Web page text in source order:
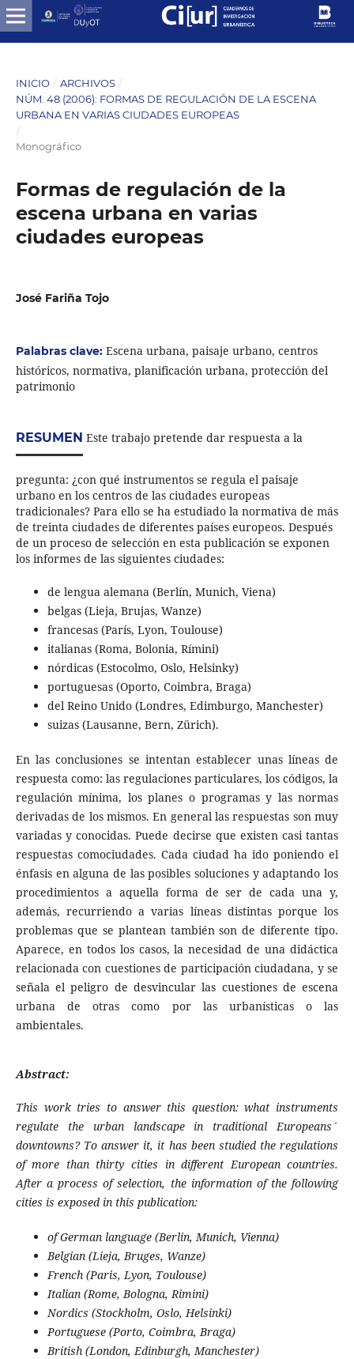
INICIO / ARCHIVOS /
NÚM. 48 (2006): FORMAS DE REGULACIÓN DE LA ESCENA
URBANA EN VARIAS CIUDADES EUROPEAS
/
Monográfico
Formas de regulación de la
escena urbana en varias
ciudades europeas
José Fariña Tojo
Palabras clave: Escena urbana, paisaje urbano, centros
históricos, normativa, planificación urbana, protección del
patrimonio
RESUMEN Este trabajo pretende dar respuesta a la
pregunta: ¿con qué instrumentos se regula el paisaje
urbano en los centros de las ciudades europeas
tradicionales? Para ello se ha estudiado la normativa de más
de treinta ciudades de diferentes países europeos. Después
de un proceso de selección en esta publicación se exponen
los informes de las siguientes ciudades:
de lengua alemana (Berlín, Munich, Viena)
belgas (Lieja, Brujas, Wanze)
francesas (París, Lyon, Toulouse)
italianas (Roma, Bolonia, Rímini)
nórdicas (Estocolmo, Oslo, Helsinky)
portuguesas (Oporto, Coimbra, Braga)
del Reino Unido (Londres, Edimburgo, Manchester)
suizas (Lausanne, Bern, Zürich).
En las conclusiones se intentan establecer unas líneas de
respuesta como: las regulaciones particulares, los códigos, la
regulación mínima, los planes o programas y las normas
derivadas de los mismos. En general las respuestas son muy
variadas y conocidas. Puede decirse que existen casi tantas
respuestas comociudades. Cada ciudad ha ido poniendo el
énfasis en alguna de las posibles soluciones y adaptando los
procedimientos a aquella forma de ser de cada una y,
además, recurriendo a varias líneas distintas porque los
problemas que se plantean también son de diferente tipo.
Aparece, en todos los casos, la necesidad de una didáctica
relacionada con cuestiones de participación ciudadana, y se
señala el peligro de desvincular las cuestiones de escena
urbana de otras como por las urbanísticas o las
ambientales.
Abstract:
This work tries to answer this question: what instruments
regulate the urban landscape in traditional Europeans´
downtowns? To answer it, it has been studied the regulations
of more than thirty cities in different European countries.
After a process of selection, the information of the following
cities is exposed in this publication:
of German language (Berlin, Munich, Vienna)
Belgian (Lieja, Bruges, Wanze)
French (Paris, Lyon, Toulouse)
Italian (Rome, Bologna, Rimini)
Nordics (Stockholm, Oslo, Helsinki)
Portuguese (Porto, Coimbra, Braga)
British (London, Edinburgh, Manchester)